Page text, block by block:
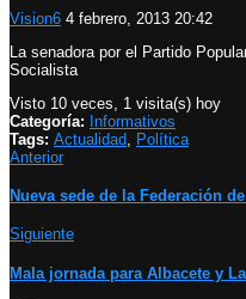
Vision6 4 febrero, 2013 20:42
La senadora por el Partido
Socialista
Visto 10 veces, 1 visita(s) hoy
Categoría: Informativos
Tags: Actualidad
Política
Anterior
Nueva sede de la Federación
Siguiente
Mala jornada para Albacete y